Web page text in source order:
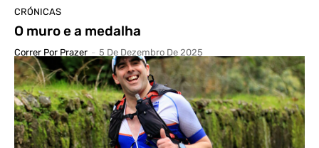
CRÓNICAS
O muro e a medalha
Correr Por Prazer - 5 De Dezembro De 2025